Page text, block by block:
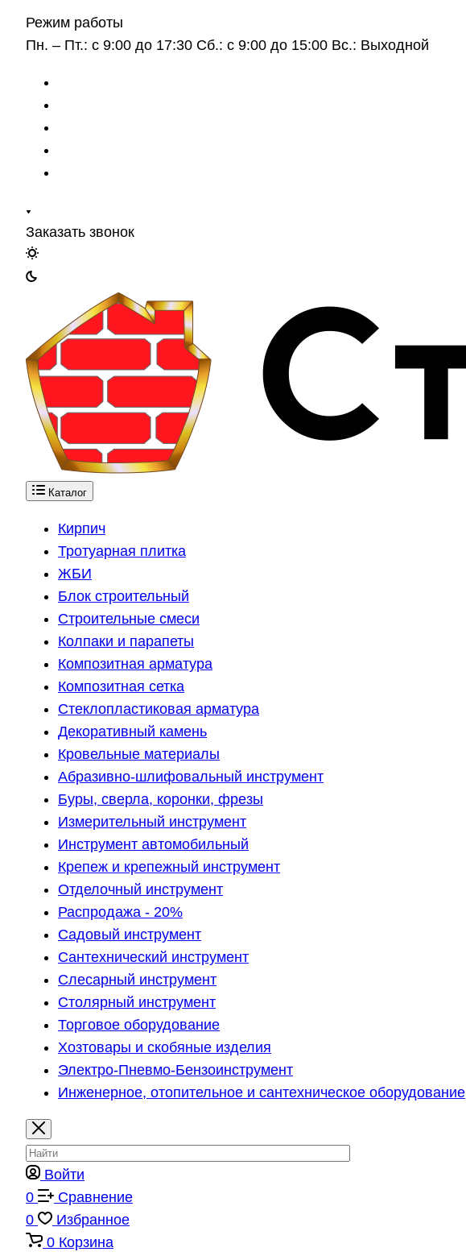
Режим работы
Пн. – Пт.: с 9:00 до 17:30 Сб.: с 9:00 до 15:00 Вс.: Выходной
Заказать звонок
Каталог
Кирпич
Тротуарная плитка
ЖБИ
Блок строительный
Строительные смеси
Колпаки и парапеты
Композитная арматура
Композитная сетка
Стеклопластиковая арматура
Декоративный камень
Кровельные материалы
Абразивно-шлифовальный инструмент
Буры, сверла, коронки, фрезы
Измерительный инструмент
Инструмент автомобильный
Крепеж и крепежный инструмент
Отделочный инструмент
Распродажа - 20%
Садовый инструмент
Сантехнический инструмент
Слесарный инструмент
Столярный инструмент
Торговое оборудование
Хозтовары и скобяные изделия
Электро-Пневмо-Бензоинструмент
Инженерное, отопительное и сантехническое оборудование
Войти
0
Сравнение
0
Избранное
0 Корзина